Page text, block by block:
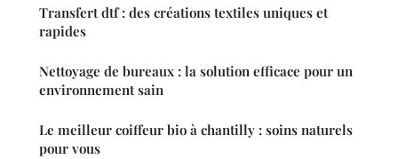
Transfert dtf : des créations textiles uniques et
rapides
Nettoyage de bureaux : la solution efficace pour un
environnement sain
Le meilleur coiffeur bio à chantilly : soins naturels
pour vous